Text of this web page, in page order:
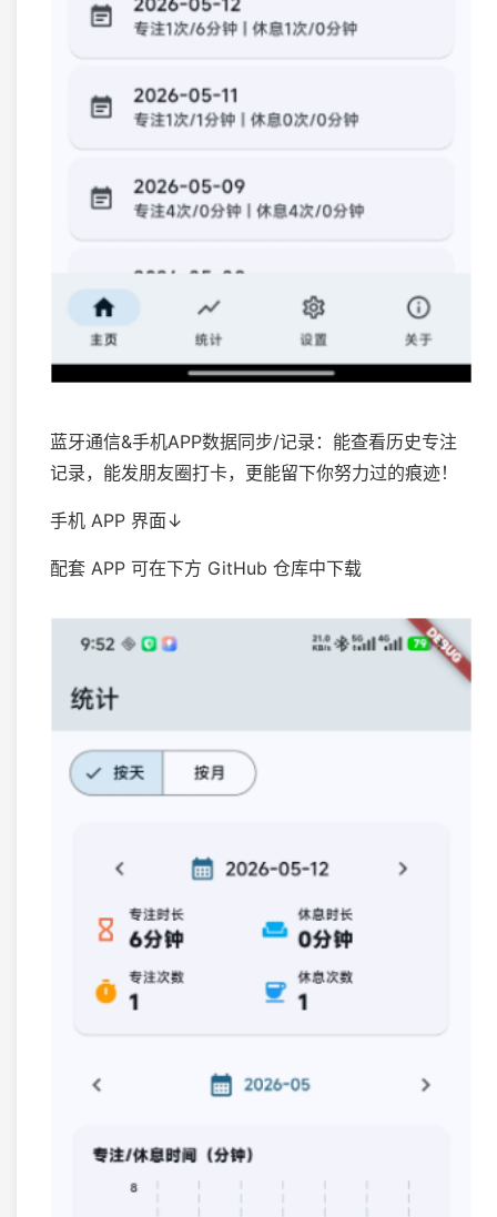
蓝牙通信&手机APP数据同步/记录：能查看历史专注
记录，能发朋友圈打卡，更能留下你努力过的痕迹！
手机 APP 界面↓
配套 APP 可在下方 GitHub 仓库中下载